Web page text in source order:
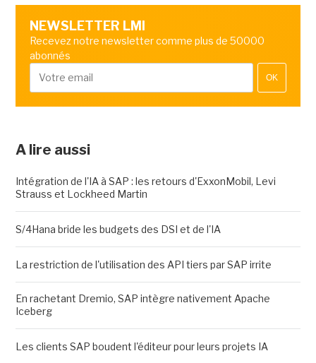
NEWSLETTER LMI
Recevez notre newsletter comme plus de 50000
abonnés
OK
A lire aussi
Intégration de l'IA à SAP : les retours d'ExxonMobil, Levi
Strauss et Lockheed Martin
S/4Hana bride les budgets des DSI et de l'IA
La restriction de l'utilisation des API tiers par SAP irrite
En rachetant Dremio, SAP intègre nativement Apache
Iceberg
Les clients SAP boudent l'éditeur pour leurs projets IA